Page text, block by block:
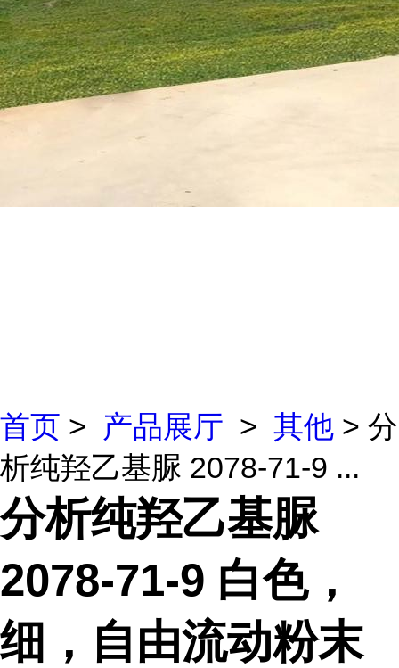
首页 > 产品展厅 > 其他 > 分
析纯羟乙基脲 2078-71-9 ...
分析纯羟乙基脲
2078-71-9 白色，
细，自由流动粉末